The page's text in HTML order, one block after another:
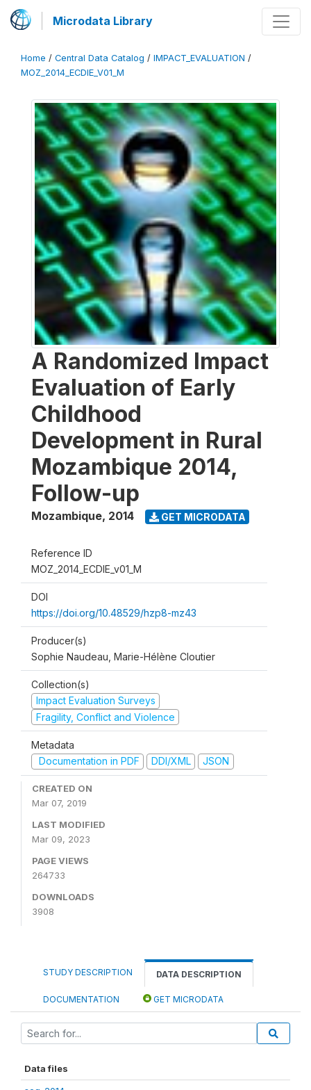
Microdata Library
Home / Central Data Catalog / IMPACT_EVALUATION /
MOZ_2014_ECDIE_V01_M
A Randomized Impact
Evaluation of Early
Childhood
Development in Rural
Mozambique 2014,
Follow-up
Mozambique, 2014 GET MICRODATA
Reference ID
MOZ_2014_ECDIE_v01_M
DOI
https://doi.org/10.48529/hzp8-mz43
Producer(s)
Sophie Naudeau, Marie-Hélène Cloutier
Collection(s)
Impact Evaluation Surveys
Fragility, Conflict and Violence
Metadata
Documentation in PDF
DDI/XML JSON
CREATED ON
Mar 07, 2019
LAST MODIFIED
Mar 09, 2023
PAGE VIEWS
264733
DOWNLOADS
3908
STUDY DESCRIPTION DATA DESCRIPTION
DOCUMENTATION GET MICRODATA
Data files